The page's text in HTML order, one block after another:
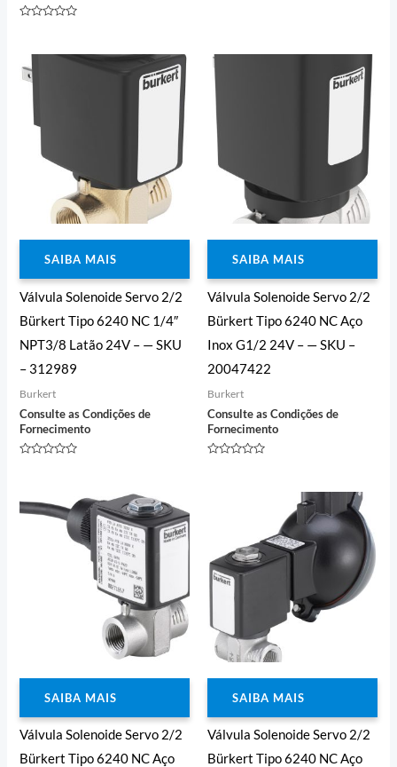
SAIBA MAIS
Válvula Solenoide Servo 2/2
Bürkert Tipo 6240 NC 1/4″
NPT3/8 Latão 24V – — SKU
– 312989
Burkert
Consulte as Condições de
Fornecimento
SAIBA MAIS
Válvula Solenoide Servo 2/2
Bürkert Tipo 6240 NC Aço
Inox G1/2 24V – — SKU –
20047422
Burkert
Consulte as Condições de
Fornecimento
SAIBA MAIS
Válvula Solenoide Servo 2/2
Bürkert Tipo 6240 NC Aço
SAIBA MAIS
Válvula Solenoide Servo 2/2
Bürkert Tipo 6240 NC Aço